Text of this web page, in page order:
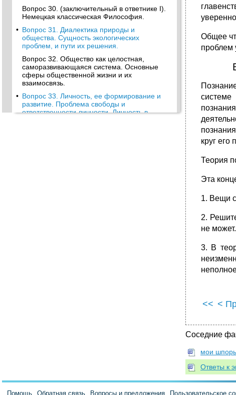
Вопрос 30. (заключительный в ответнике I).
Немецкая классическая Философия.
• Вопрос 31. Диалектика природы и
общества. Сущность экологических
проблем, и пути их решения.
Вопрос 32. Общество как целостная,
саморазвивающаяся система. Основные
сферы общественной жизни и их
взаимосвязь.
• Вопрос 33. Личность, ее формирование и
развитие. Проблема свободы и
ответственности личности. Личность в
общества, ее элементы. Демократия как
социальный институт.
Общее
проблем
круг его
Теория
Эта
1. Вещи
2.
не
3. В
<< <
Соседние
мои
Ответы к
Помощь Обратная связь Вопросы и предложения Пользовательское